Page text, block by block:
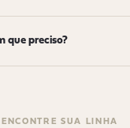
que preciso?
ENCONTRE SUA LINHA